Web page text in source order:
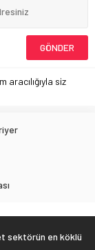
aracılığıyla siz
sektörün en köklü